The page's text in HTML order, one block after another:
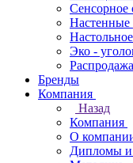
Сенсорное
Настенные
Эко -
Бренды
Компания
Назад
Компания
О
Дипломы и